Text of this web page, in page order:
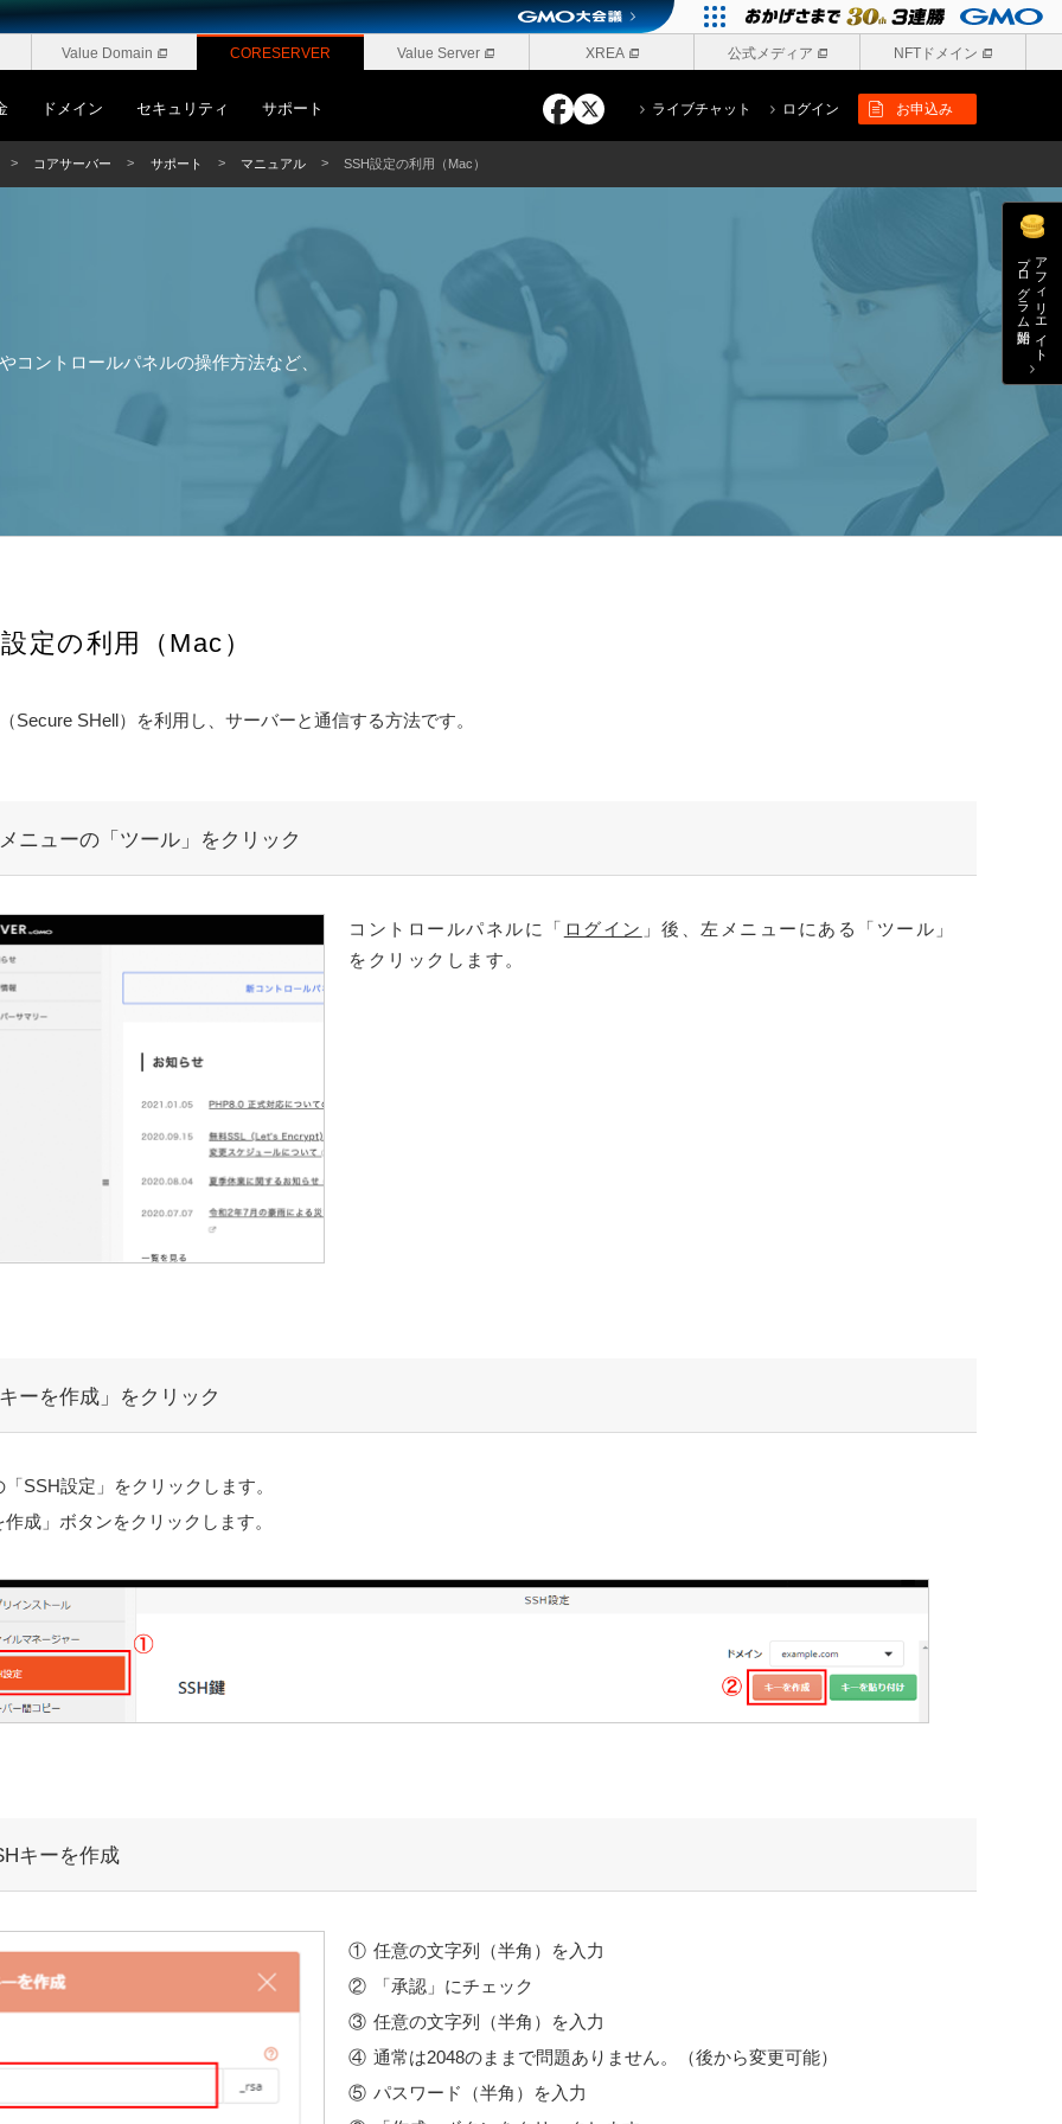
Value Domain CORESERVER Value Server XREA 公式メディア NFTドメイン
ドメイン セキュリティ サポート ライブチャット ログイン お申込み
アフィリエイト
プログラム開始
コアサーバー サポート マニュアル SSH設定の利用（Mac）
コントロールパネルの操作方法など、
定の利用（Mac）
Secure SHell）を利用し、サーバーと通信する方法です。
ニューの「ツール」をクリック
コントロールパネルに「 ログイン 」後、左メニューにある「ツール」
をクリックします。
ーを作成」をクリック
SSH設定」をクリックします。
成」ボタンをクリックします。
キーを作成
任意の文字列（半角）を入力
「承認」にチェック
任意の文字列（半角）を入力
通常は2048のままで問題ありません。（後から変更可能）
パスワード（半角）を入力